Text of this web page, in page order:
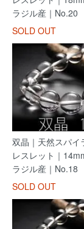
ラジル産｜No.20
SOLD OUT
双晶｜天然スパイ
レスレット｜
ラジル産｜No.18
SOLD OUT